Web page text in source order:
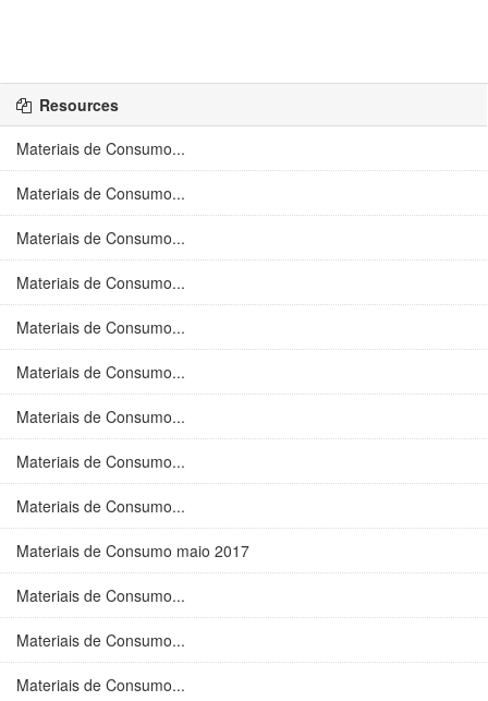
Resources
Materiais de Consumo...
Materiais de Consumo...
Materiais de Consumo...
Materiais de Consumo...
Materiais de Consumo...
Materiais de Consumo...
Materiais de Consumo...
Materiais de Consumo...
Materiais de Consumo...
Materiais de Consumo maio 2017
Materiais de Consumo...
Materiais de Consumo...
Materiais de Consumo...